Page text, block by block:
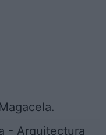
- Arquitectura